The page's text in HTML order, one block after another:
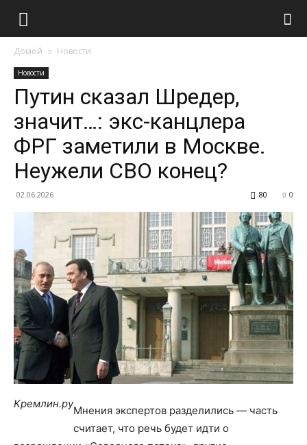
Домой Новости
Новости
Путин сказал Шредер,
значит…: экс-канцлера
ФРГ заметили в Москве.
Неужели СВО конец?
02.06.2026 0
80
Кремлин.ру
Мнения экспертов разделились — часть
считает, что речь будет идти о